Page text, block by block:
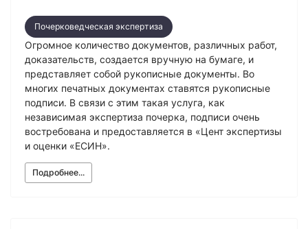
Почерковедческая экспертиза
Огромное количество документов, различных работ,
доказательств, создается вручную на бумаге, и
представляет собой рукописные документы. Во
многих печатных документах ставятся рукописные
подписи. В связи с этим такая услуга, как
независимая экспертиза почерка, подписи очень
востребована и предоставляется в «Цент экспертизы
и оценки «ЕСИН».
Подробнее...